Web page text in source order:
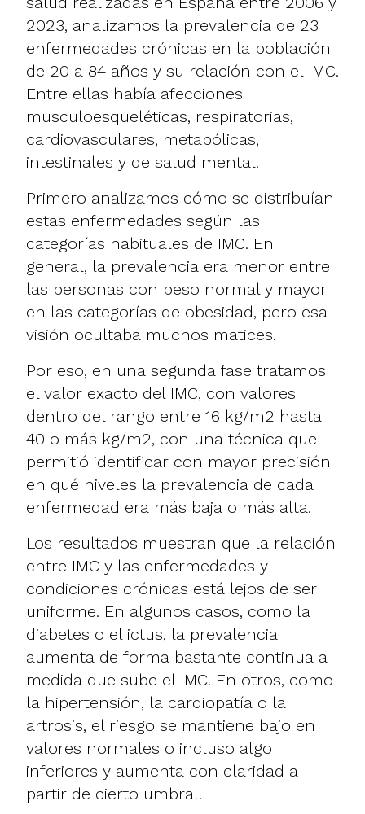
2023, analizamos la prevalencia de 23
enfermedades crónicas en la población
de 20 a 84 años y su relación con el IMC.
Entre ellas había afecciones
musculoesqueléticas, respiratorias,
cardiovasculares, metabólicas,
intestinales y de salud mental.
Primero analizamos cómo se distribuían
estas enfermedades según las
categorías habituales de IMC. En
general, la prevalencia era menor entre
las personas con peso normal y mayor
en las categorías de obesidad, pero esa
visión ocultaba muchos matices.
Por eso, en una segunda fase tratamos
el valor exacto del IMC, con valores
dentro del rango entre 16 kg/m2 hasta
40 o más kg/m2, con una técnica que
permitió identificar con mayor precisión
en qué niveles la prevalencia de cada
enfermedad era más baja o más alta.
Los resultados muestran que la relación
entre IMC y las enfermedades y
condiciones crónicas está lejos de ser
uniforme. En algunos casos, como la
diabetes o el ictus, la prevalencia
aumenta de forma bastante continua a
medida que sube el IMC. En otros, como
la hipertensión, la cardiopatía o la
artrosis, el riesgo se mantiene bajo en
valores normales o incluso algo
inferiores y aumenta con claridad a
partir de cierto umbral.